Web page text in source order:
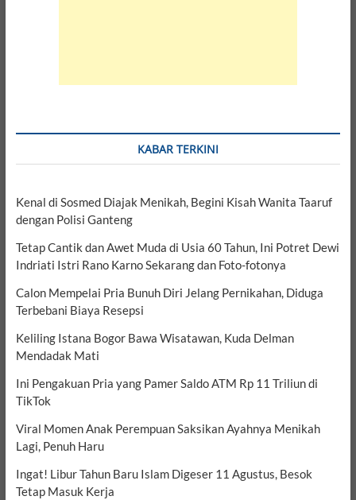
KABAR TERKINI
Kenal di Sosmed Diajak Menikah, Begini Kisah Wanita Taaruf
dengan Polisi Ganteng
Tetap Cantik dan Awet Muda di Usia 60 Tahun, Ini Potret Dewi
Indriati Istri Rano Karno Sekarang dan Foto-fotonya
Calon Mempelai Pria Bunuh Diri Jelang Pernikahan, Diduga
Terbebani Biaya Resepsi
Keliling Istana Bogor Bawa Wisatawan, Kuda Delman
Mendadak Mati
Ini Pengakuan Pria yang Pamer Saldo ATM Rp 11 Triliun di
TikTok
Viral Momen Anak Perempuan Saksikan Ayahnya Menikah
Lagi, Penuh Haru
Ingat! Libur Tahun Baru Islam Digeser 11 Agustus, Besok
Tetap Masuk Kerja